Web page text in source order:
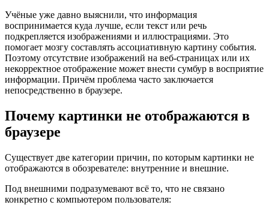
Учёные уже давно выяснили, что информация
воспринимается куда лучше, если текст или речь
подкрепляется изображениями и иллюстрациями. Это
помогает мозгу составлять ассоциативную картину события.
Поэтому отсутствие изображений на веб-страницах или их
некорректное отображение может внести сумбур в восприятие
информации. Причём проблема часто заключается
непосредственно в браузере.
Почему картинки не отображаются в
браузере
Существует две категории причин, по которым картинки не
отображаются в обозревателе: внутренние и внешние.
Под внешними подразумевают всё то, что не связано
конкретно с компьютером пользователя: